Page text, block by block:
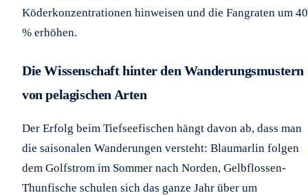
Köderkonzentrationen hinweisen und die Fangraten um 40
% erhöhen.
Die Wissenschaft hinter den Wanderungsmustern
von pelagischen Arten
Der Erfolg beim Tiefseefischen hängt davon ab, dass man
die saisonalen Wanderungen versteht: Blaumarlin folgen
dem Golfstrom im Sommer nach Norden, Gelbflossen-
Thunfische schulen sich das ganze Jahr über um